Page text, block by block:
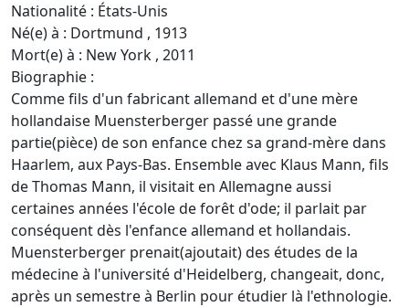
Nationalité : États-Unis
Né(e) à : Dortmund , 1913
Mort(e) à : New York , 2011
Biographie :
Comme fils d'un fabricant allemand et d'une mère
hollandaise Muensterberger passé une grande
partie(pièce) de son enfance chez sa grand-mère dans
Haarlem, aux Pays-Bas. Ensemble avec Klaus Mann, fils
de Thomas Mann, il visitait en Allemagne aussi
certaines années l'école de forêt d'ode; il parlait par
conséquent dès l'enfance allemand et hollandais.
Muensterberger prenait(ajoutait) des études de la
médecine à l'université d'Heidelberg, changeait, donc,
après un semestre à Berlin pour étudier là l'ethnologie.